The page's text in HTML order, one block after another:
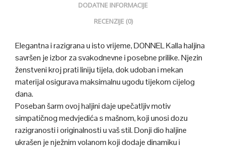
DODATNE INFORMACIJE
RECENZIJE (0)
Elegantna i razigrana u isto vrijeme, DONNEL Kalla haljina
savršen je izbor za svakodnevne i posebne prilike. Njezin
ženstveni kroj prati liniju tijela, dok udoban i mekan
materijal osigurava maksimalnu ugodu tijekom cijelog
dana.
Poseban šarm ovoj haljini daje upečatljiv motiv
simpatičnog medvjedića s mašnom, koji unosi dozu
razigranosti i originalnosti u vaš stil. Donji dio haljine
ukrašen je nježnim volanom koji dodaje dinamiku i